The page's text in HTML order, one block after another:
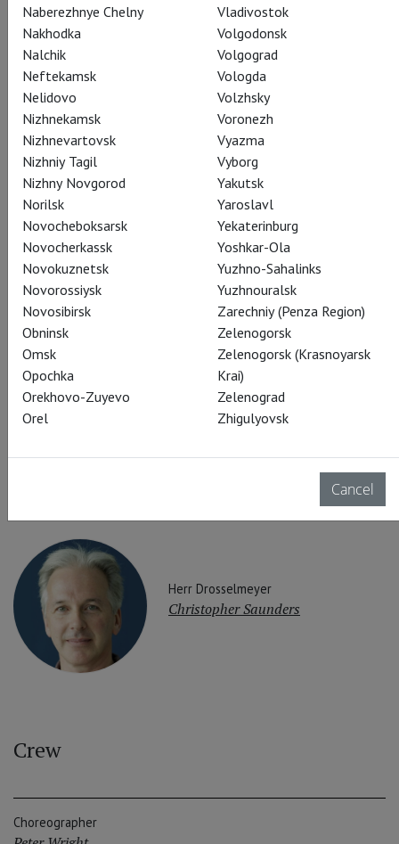
The Prince
Cesar Corrales
Isabella Gasparini
Luca Acri
Herr Drosselmeyer
Christopher Saunders
Crew
Choreographer
Naberezhnye Chelny
Nakhodka
Nalchik
Neftekamsk
Nelidovo
Nizhnekamsk
Nizhnevartovsk
Nizhniy Tagil
Nizhny Novgorod
Norilsk
Novocheboksarsk
Novocherkassk
Novokuznetsk
Novorossiysk
Novosibirsk
Obninsk
Omsk
Opochka
Orekhovo-Zuyevo
Orel
Vladivostok
Volgodonsk
Volgograd
Vologda
Volzhsky
Voronezh
Vyazma
Vyborg
Yakutsk
Yaroslavl
Yekaterinburg
Yoshkar-Ola
Yuzhno-Sahalinks
Yuzhnouralsk
Zarechniy (Penza Region)
Zelenogorsk
Zelenogorsk (Krasnoyarsk
Krai)
Zelenograd
Zhigulyovsk
Cancel